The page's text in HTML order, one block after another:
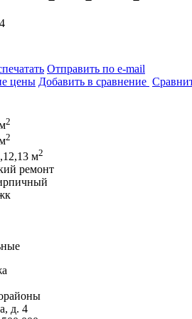
Отправить по e-mail
цены Добавить в сравнение
2
2
м2
ремонт
д. 4